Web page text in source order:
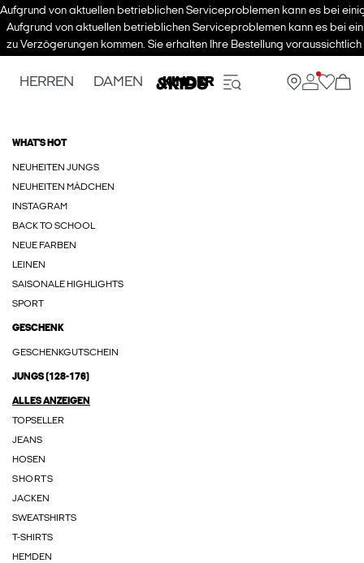
Aufgrund von aktuellen betrieblichen Serviceproblemen kann es bei
Aufgrund von aktuellen betrieblichen Serviceproblemen kann es bei
zu Verzögerungen kommen. Sie erhalten Ihre Bestellung
HERREN DAMEN KINDER
WHAT'S HOT
NEUHEITEN JUNGS
NEUHEITEN MÄDCHEN
INSTAGRAM
BACK TO SCHOOL
NEUE FARBEN
LEINEN
SAISONALE HIGHLIGHTS
SPORT
GESCHENK
GESCHENKGUTSCHEIN
JUNGS (128-176)
ALLES ANZEIGEN
TOPSELLER
JEANS
HOSEN
SHORTS
JACKEN
SWEATSHIRTS
T-SHIRTS
HEMDEN